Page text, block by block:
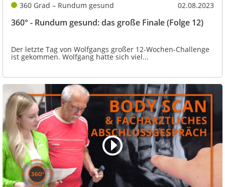
360 Grad – Rundum gesund 02.08.2023
360° - Rundum gesund: das große Finale (Folge 12)
Der letzte Tag von Wolfgangs großer 12-Wochen-Challenge
ist gekommen. Wolfgang hatte sich viel...